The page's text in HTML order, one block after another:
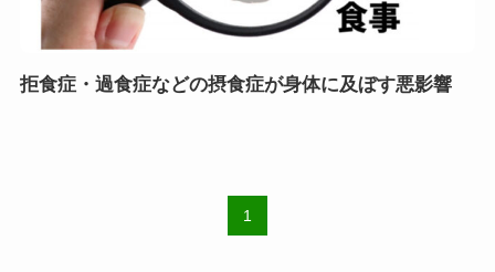
拒食症・過食症などの摂食症が身体に及ぼす悪影響
1